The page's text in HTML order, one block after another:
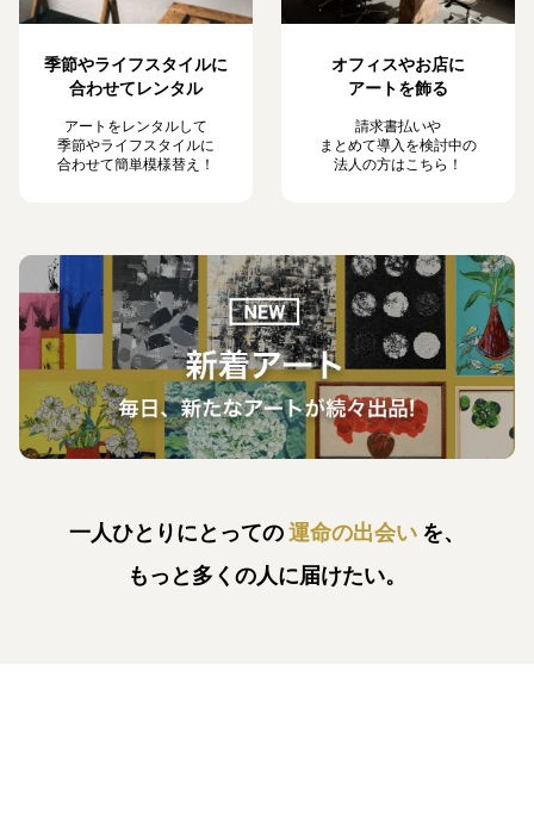
季節やライフスタイルに
合わせてレンタル
アートをレンタルして
季節やライフスタイルに
合わせて簡単模様替え！
オフィスやお店に
アートを飾る
請求書払いや
まとめて導入を検討中の
法人の方はこちら！
一人ひとりにとっての運命の出会い を、
もっと多くの人に届けたい。